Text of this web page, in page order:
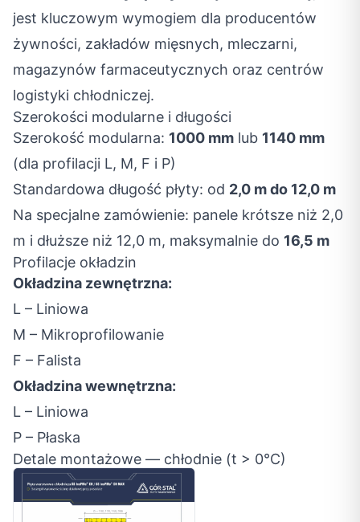
jest kluczowym wymogiem dla producentów
żywności, zakładów mięsnych, mleczarni,
magazynów farmaceutycznych oraz centrów
logistyki chłodniczej.
Szerokości modularne i długości
Szerokość modularna: 1000 mm lub 1140 mm
(dla profilacji L, M, F i P)
Standardowa długość płyty: od 2,0 m do 12,0 m
Na specjalne zamówienie: panele krótsze niż 2,0
m i dłuższe niż 12,0 m, maksymalnie do 16,5 m
Profilacje okładzin
Okładzina zewnętrzna:
L – Liniowa
M – Mikroprofilowanie
F – Falista
Okładzina wewnętrzna:
L – Liniowa
P – Płaska
Detale montażowe — chłodnie (t > 0°C)